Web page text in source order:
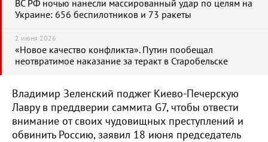
ВС РФ ночью нанесли массированный удар по целям на
Украине: 656 беспилотников и 73 ракеты
2 июня 2026
«Новое качество конфликта». Путин пообещал
неотвратимое наказание за теракт в Старобельске
Владимир Зеленский поджег Киево-Печерскую
Лавру в преддверии саммита G7, чтобы отвести
внимание от своих чудовищных преступлений и
обвинить Россию, заявил 18 июня председатель